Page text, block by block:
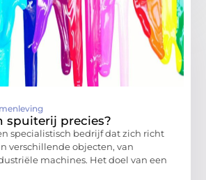
spuiterij precies?
specialistisch bedrijf dat zich richt
verschillende objecten, van
machines. Het doel van een